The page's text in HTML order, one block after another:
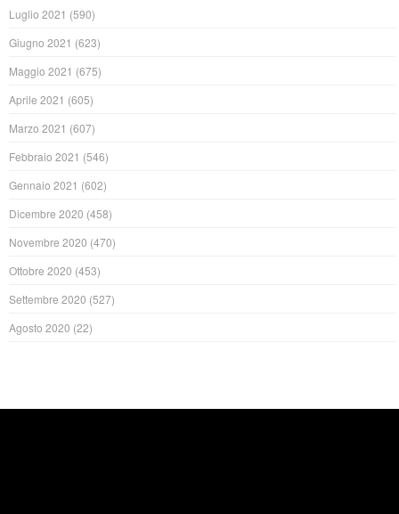
Luglio 2021 (590)
Giugno 2021 (623)
Maggio 2021 (675)
Aprile 2021 (605)
Marzo 2021 (607)
Febbraio 2021 (546)
Gennaio 2021 (602)
Dicembre 2020 (458)
Novembre 2020 (470)
Ottobre 2020 (453)
Settembre 2020 (527)
Agosto 2020 (22)